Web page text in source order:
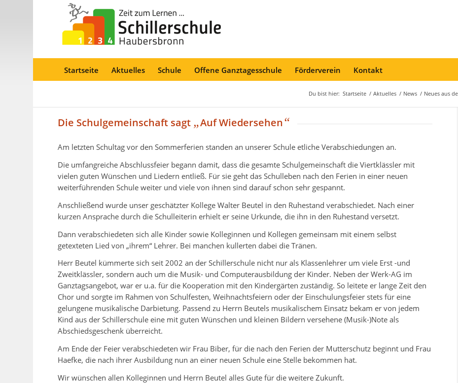
Startseite Aktuelles Schule Offene Ganztagesschule Förderverein Kontakt
Du bist hier: Startseite / Aktuelles / News / Neues aus
Die Schulgemeinschaft sagt „Auf Wiedersehen“
Am letzten Schultag vor den Sommerferien standen an unserer Schule etliche Verabschiedungen an.
Die umfangreiche Abschlussfeier begann damit, dass die gesamte Schulgemeinschaft die Viertklässler mit
vielen guten Wünschen und Liedern entließ. Für sie geht das Schulleben nach den Ferien in einer neuen
weiterführenden Schule weiter und viele von ihnen sind darauf schon sehr gespannt.
Anschließend wurde unser geschätzter Kollege Walter Beutel in den Ruhestand verabschiedet. Nach einer
kurzen Ansprache durch die Schulleiterin erhielt er seine Urkunde, die ihn in den Ruhestand versetzt.
Dann verabschiedeten sich alle Kinder sowie Kolleginnen und Kollegen gemeinsam mit einem selbst
getexteten Lied von „ihrem“ Lehrer. Bei manchen kullerten dabei die Tränen.
Herr Beutel kümmerte sich seit 2002 an der Schillerschule nicht nur als Klassenlehrer um viele Erst -und
Zweitklässler, sondern auch um die Musik- und Computerausbildung der Kinder. Neben der Werk-AG im
Ganztagsangebot, war er u.a. für die Kooperation mit den Kindergärten zuständig. So leitete er lange Zeit den
Chor und sorgte im Rahmen von Schulfesten, Weihnachtsfeiern oder der Einschulungsfeier stets für eine
gelungene musikalische Darbietung. Passend zu Herrn Beutels musikalischem Einsatz bekam er von jedem
Kind aus der Schillerschule eine mit guten Wünschen und kleinen Bildern versehene (Musik-)Note als
Abschiedsgeschenk überreicht.
Am Ende der Feier verabschiedeten wir Frau Biber, für die nach den Ferien der Mutterschutz beginnt und Frau
Haefke, die nach ihrer Ausbildung nun an einer neuen Schule eine Stelle bekommen hat.
Wir wünschen allen Kolleginnen und Herrn Beutel alles Gute für die weitere Zukunft.